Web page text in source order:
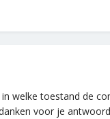
welke toestand de
voor je